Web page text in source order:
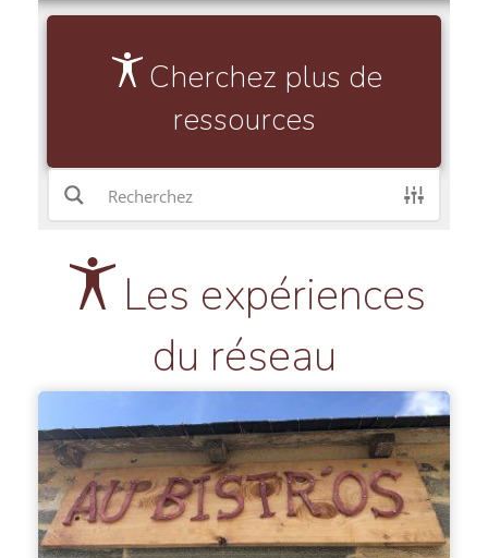
Cherchez plus de
ressources
Les expériences
du réseau